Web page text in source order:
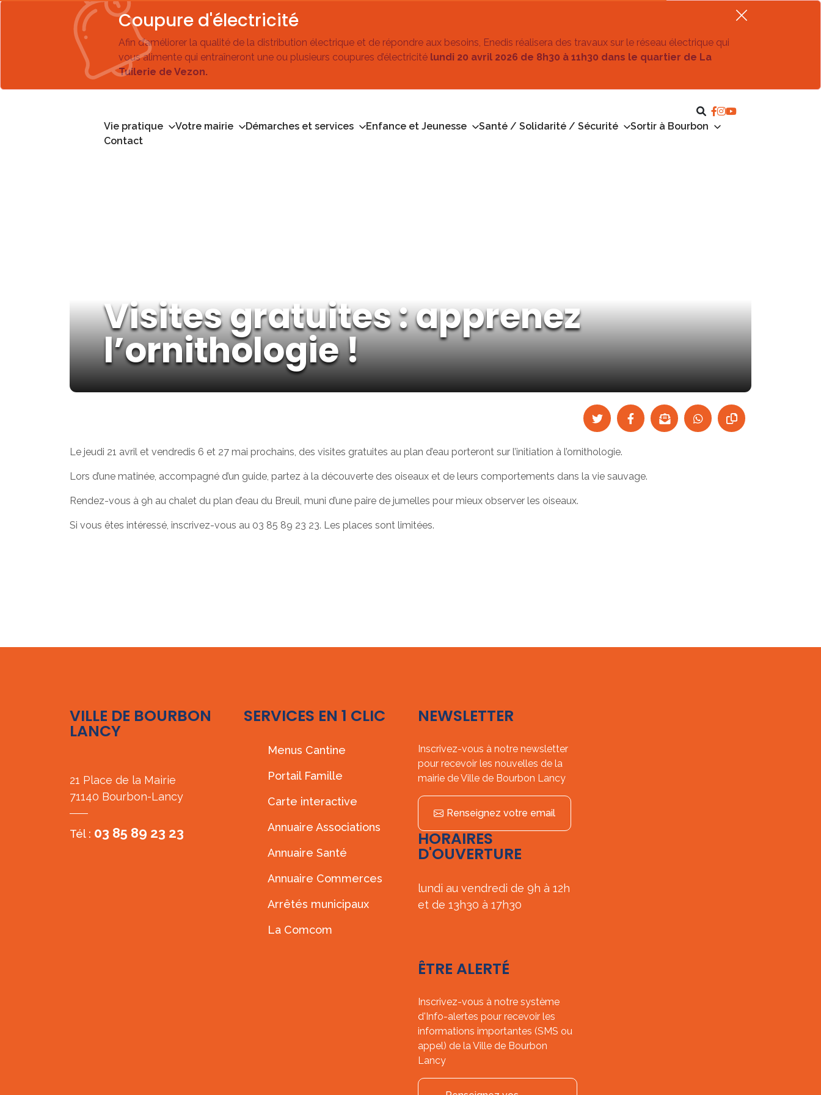
Coupure d'électricité
Afin d’améliorer la qualité de la distribution électrique et de répondre aux besoins, Enedis réalisera des travaux sur le réseau électrique qui
vous alimente qui entraîneront une ou plusieurs coupures d’électricité lundi 20 avril 2026 de 8h30 à 11h30 dans le quartier de La
Tuilerie de Vezon.
Vie pratique Votre mairie Démarches et services Enfance et Jeunesse Santé / Solidarité / Sécurité
Sortir à Bourbon
Contact
Visites gratuites : apprenez
l’ornithologie !
Le jeudi 21 avril et vendredis 6 et 27 mai prochains, des visites gratuites au plan d’eau porteront sur l’initiation à l’ornithologie.
Lors d’une matinée, accompagné d’un guide, partez à la découverte des oiseaux et de leurs comportements dans la vie sauvage.
Rendez-vous à 9h au chalet du plan d’eau du Breuil, muni d’une paire de jumelles pour mieux observer les oiseaux.
Si vous êtes intéressé, inscrivez-vous au 03 85 89 23 23. Les places sont limitées.
VILLE DE BOURBON
LANCY
21 Place de la Mairie
71140 Bourbon-Lancy
Tél : 03 85 89 23 23
SERVICES EN 1 CLIC
Menus Cantine
Portail Famille
Carte interactive
Annuaire Associations
Annuaire Santé
Annuaire Commerces
Arrêtés municipaux
La Comcom
NEWSLETTER
Inscrivez-vous à notre newsletter
pour recevoir les nouvelles de la
mairie de Ville de Bourbon Lancy
Renseignez votre email
HORAIRES
D'OUVERTURE
lundi au vendredi de 9h à 12h
et de 13h30 à 17h30
ÊTRE ALERTÉ
Inscrivez-vous à notre système
d'Info-alertes pour recevoir les
informations importantes (SMS ou
appel) de la Ville de Bourbon
Lancy